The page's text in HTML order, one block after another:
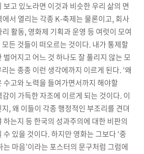
보고 있노라면 이것과 비슷한 우리 삶의 면
서 열리는 각종 K-축제는 물론이고, 회사
활동, 영화제 기획과 운영 등 여럿이 모여
든 것들이 떠오르는 것이다. 내가 통제할
벌어지고 어느 것 하나도 잘 풀리지 않는 모
는 종종 이런 생각에까지 이르게 된다. ‘왜
수고와 노력을 들여가면서까지 해야할
이 가득한 자조에 이르게 되는 것이다. 이
, 왜 이들이 각종 행정적인 부조리를 견뎌
하는지 등 한국의 성과주의에 대한 비판의
있을 것이다. 하지만 영화는 그보다 ‘중
마음’이라는 포스터의 문구처럼 그럼에